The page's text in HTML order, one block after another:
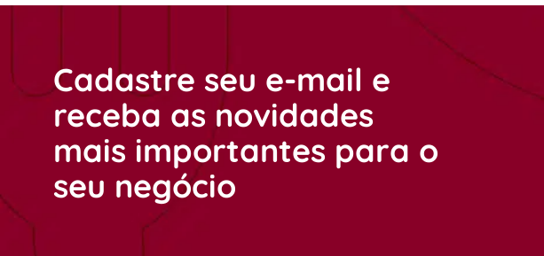
Cadastre seu e-mail e
receba as novidades
mais importantes para o
seu negócio